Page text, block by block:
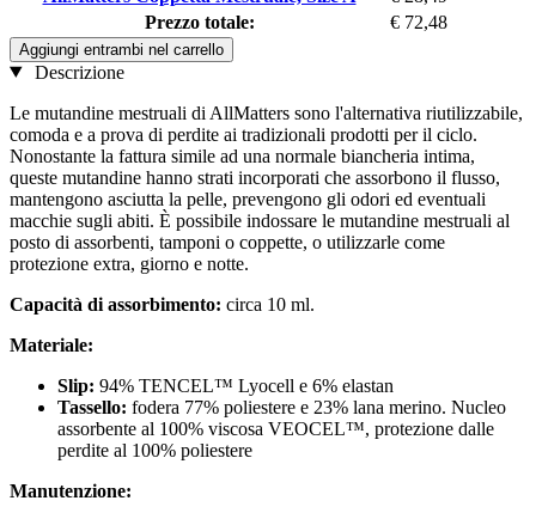
Prezzo totale:
€ 72,48
Aggiungi entrambi nel carrello
Descrizione
Le mutandine mestruali di AllMatters sono l'alternativa riutilizzabile,
comoda e a prova di perdite ai tradizionali prodotti per il ciclo.
Nonostante la fattura simile ad una normale biancheria intima,
queste mutandine hanno strati incorporati che assorbono il flusso,
mantengono asciutta la pelle, prevengono gli odori ed eventuali
macchie sugli abiti. È possibile indossare le mutandine mestruali al
posto di assorbenti, tamponi o coppette, o utilizzarle come
protezione extra, giorno e notte.
Capacità di assorbimento: circa 10 ml.
Materiale:
Slip: 94% TENCEL™ Lyocell e 6% elastan
Tassello: fodera 77% poliestere e 23% lana merino. Nucleo
assorbente al 100% viscosa VEOCEL™, protezione dalle
perdite al 100% poliestere
Manutenzione: